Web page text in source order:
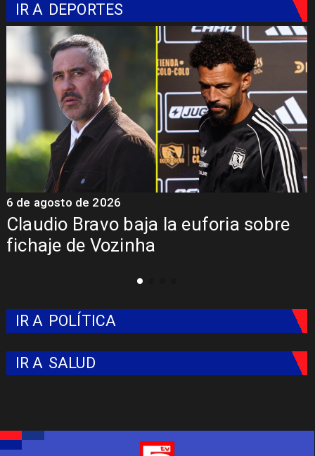
IR A DEPORTES
Claudio Bravo baja la euforia sobre
fichaje de Vozinha
6 de agosto de 2026
IR A POLÍTICA
IR A SALUD